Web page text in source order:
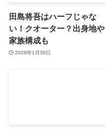
田島将吾はハーフじゃな
い！クオーター？出身地や
家族構成も
2026年1月30日